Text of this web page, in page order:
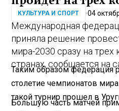
КУЛЬТУРА И СПОРТ 04
Международная
приняла решение
мира-2030 сразу на трех
странах, сообщается на
Таким образом федерация
столетие чемпионатов
такой турнир прошел в
Большую часть матчей